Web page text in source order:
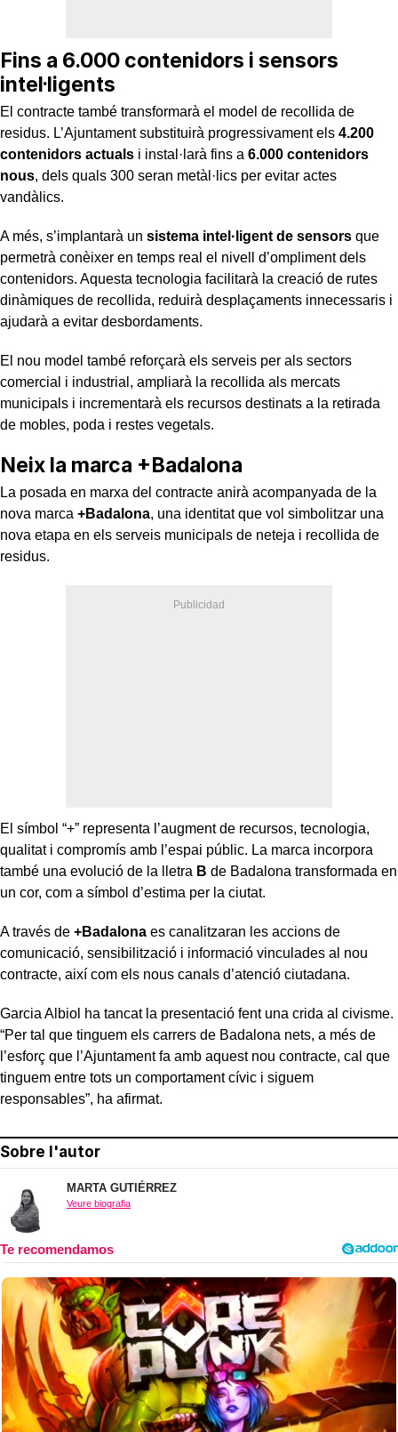
Fins a 6.000 contenidors i sensors
intel·ligents
El contracte també transformarà el model de recollida de
residus. L’Ajuntament substituirà progressivament els 4.200
contenidors actuals i instal·larà fins a 6.000 contenidors
nous, dels quals 300 seran metàl·lics per evitar actes
vandàlics.
A més, s’implantarà un sistema intel·ligent de sensors que
permetrà conèixer en temps real el nivell d’ompliment dels
contenidors. Aquesta tecnologia facilitarà la creació de rutes
dinàmiques de recollida, reduirà desplaçaments innecessaris i
ajudarà a evitar desbordaments.
El nou model també reforçarà els serveis per als sectors
comercial i industrial, ampliarà la recollida als mercats
municipals i incrementarà els recursos destinats a la retirada
de mobles, poda i restes vegetals.
Neix la marca +Badalona
La posada en marxa del contracte anirà acompanyada de la
nova marca +Badalona, una identitat que vol simbolitzar una
nova etapa en els serveis municipals de neteja i recollida de
residus.
El símbol “+” representa l’augment de recursos, tecnologia,
qualitat i compromís amb l’espai públic. La marca incorpora
també una evolució de la lletra B de Badalona transformada en
un cor, com a símbol d’estima per la ciutat.
A través de +Badalona es canalitzaran les accions de
comunicació, sensibilització i informació vinculades al nou
contracte, així com els nous canals d’atenció ciutadana.
Garcia Albiol ha tancat la presentació fent una crida al civisme.
“Per tal que tinguem els carrers de Badalona nets, a més de
l’esforç que l’Ajuntament fa amb aquest nou contracte, cal que
tinguem entre tots un comportament cívic i siguem
responsables”, ha afirmat.
Sobre l'autor
MARTA GUTIÉRREZ
Veure biografia